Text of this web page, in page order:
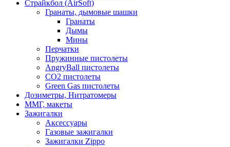
Страйкбол (AirSoft)
Гранаты, дымовые шашки
Гранаты
Дымы
Мины
Перчатки
Пружинные пистолеты
AngryBall пистолеты
CO2 пистолеты
Green Gas пистолеты
Дозиметры, Нитратомеры
ММГ, макеты
Зажигалки
Аксессуары
Газовые зажигалки
Зажигалки Zippo